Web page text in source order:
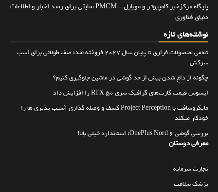
پایگاه مرکزخبر کامپیوتر و موبایل - PMCM سایتی برای رسد اخبار و اطلاعات
دنیای فناوری
نوشته‌های تازه
تمامی محصولات فراری تا پایان سال ۲۰۲۷ فروخته شد؛ صف طولانی برای اسب
سرکش
چگونه از داغ شدن بیش از حد گوشی در ماشین جلوگیری کنیم؟
ایسوس قیمت کارت‌های گرافیک سری RTX 50 را افزایش داد
مایکروسافت با Project Perception کشف و وصله گذاری آسیب پذیری ها را
خودکار میکند
بررسی گوشی OnePlus Nord 6؛ استاندارد خیلی بالا!
معرفی دوستان
تجارت سرمایه
پزشک سلامت